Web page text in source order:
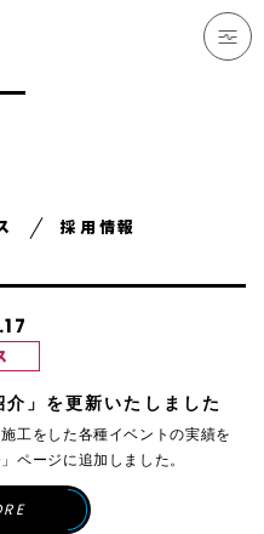
採用情報
介」を更新いたしました
工をした各種イベントの実績を
ページに追加しました。